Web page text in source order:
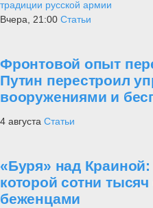
традиции русской армии
Вчера, 21:00 Статьи
Фронтовой опыт
Путин перестроил
вооружениями и
4 августа Статьи
«Буря» над
которой сотни
беженцами